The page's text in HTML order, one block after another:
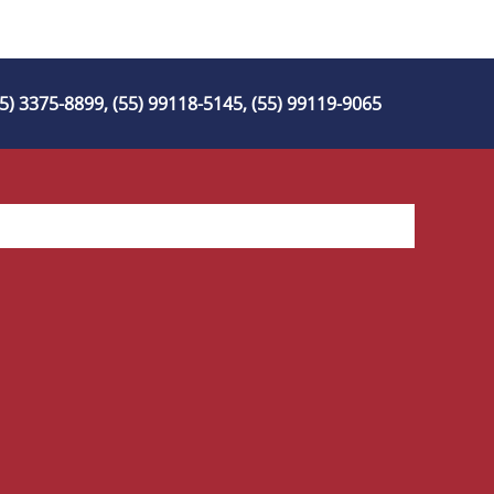
3375-8899, (55) 99118-5145, (55) 99119-9065